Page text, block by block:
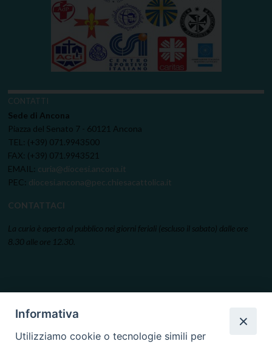
CONTATTI
Sede di Ancona
Piazza del Senato 7 - 60121 Ancona
TEL: (+39) 071.9943500
FAX: (+39) 071.9943521
EMAIL: curia@diocesi.ancona.it
PEC: diocesi.ancona@pec.chiesacattolica.it
CONTATTACI
La curia è aperta al pubblico nei giorni feriali (escluso il sabato) dalle ore
8.30 alle ore 12.30.
Informativa
Utilizziamo cookie o tecnologie simili per